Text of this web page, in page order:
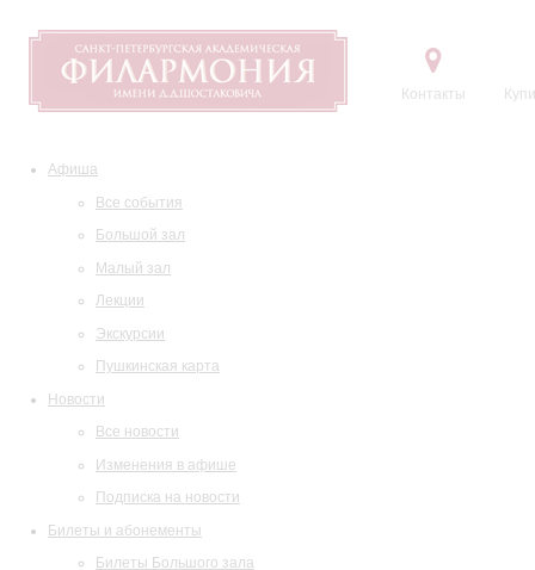
Контакты
Афиша
Все события
Большой зал
Малый зал
Лекции
Экскурсии
Пушкинская карта
Новости
Все новости
Изменения в афише
Подписка на новости
Билеты и абонементы
Билеты Большого зала